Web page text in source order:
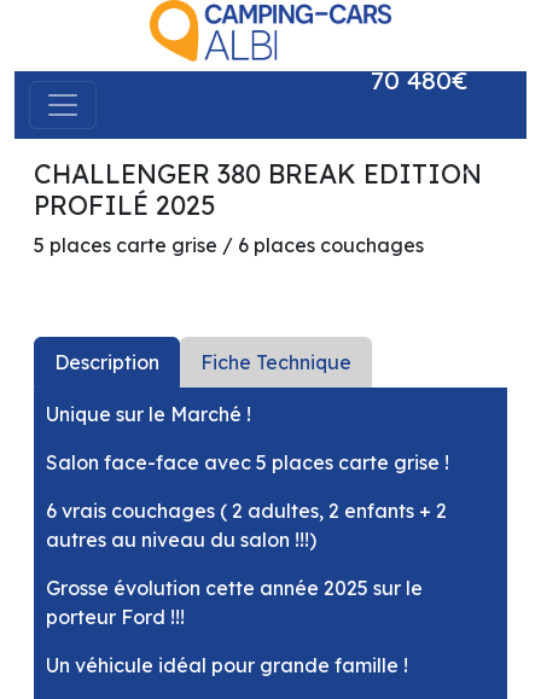
précédent suivant
CHALLENGER 380 BREAK EDITION
PROFILÉ 2025
5 places carte grise / 6 places couchages
70 480€
Description Fiche Technique
Unique sur le Marché !
Salon face-face avec 5 places carte grise !
6 vrais couchages ( 2 adultes, 2 enfants + 2
autres au niveau du salon !!!)
Grosse évolution cette année 2025 sur le
porteur Ford !!!
Un véhicule idéal pour grande famille !